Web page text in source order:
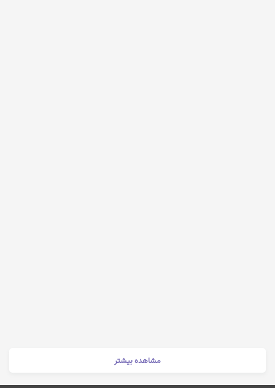
مشاهده بیشتر